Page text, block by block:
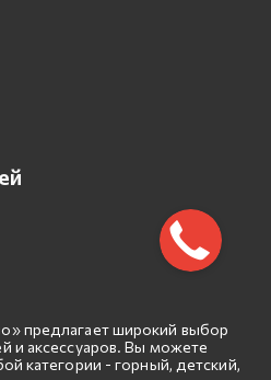
предлагает широкий выбор
и аксессуаров. Вы можете
категории - горный, детский,